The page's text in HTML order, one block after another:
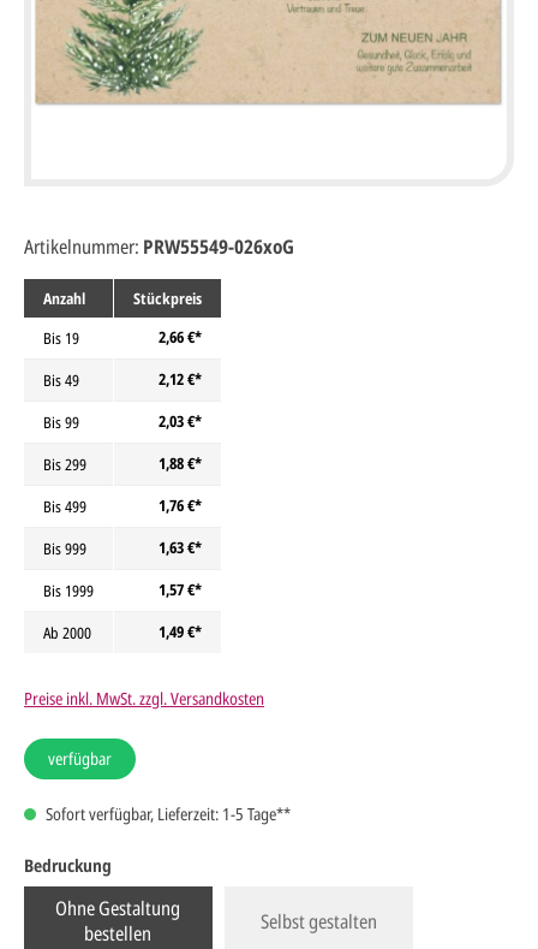
Anzahl
Stückpreis
Bis 19
2,66 €*
Bis49
2,12 €*
Bis99
2,03 €*
Bis299
1,88 €*
Bis499
1,76 €*
Bis999
1,63 €*
Bis 1999
1,57 €*
Ab 2000 1,49 €*
Preise inkl. MwSt. zzgl. Versandkosten
verfügbar
Sofort verfügbar, Lieferzeit: 1-5 Tage**
Bedruckung
Ohne Gestaltung
bestellen
Selbst gestalten
Artikelnummer: PRW55549-026xoG